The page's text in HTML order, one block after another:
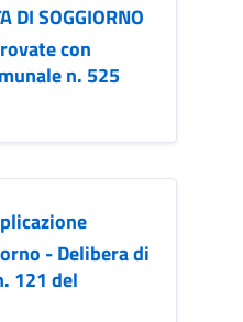
DI SOGGIORNO
con
n. 525
- Delibera di
121 del